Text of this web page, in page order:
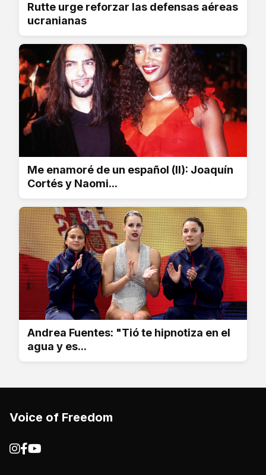
Rutte urge reforzar las defensas aéreas
ucranianas
Me enamoré de un español (II): Joaquín
Cortés y Naomi...
Andrea Fuentes: "Tió te hipnotiza en el
agua y es...
Voice of Freedom